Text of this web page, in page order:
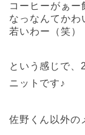
コーヒーがぁー
なっなんてかわ
若いわー（笑）
という感じで、
ニットです♪
佐野くん以外の